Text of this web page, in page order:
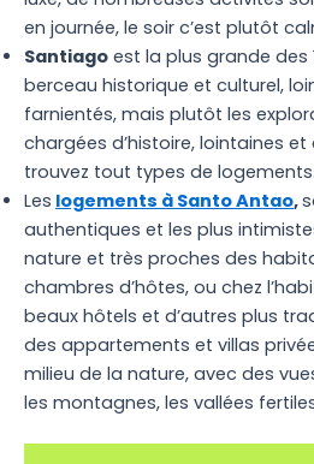
en journée, le soir c’est plutôt
Santiago est la plus grande des
berceau historique et culturel,
farnientés, mais plutôt les
chargées d’histoire, lointaines
trouvez tout types de logements.
Les logements à Santo Antao,
authentiques et les plus
nature et très proches des
chambres d’hôtes, ou chez
beaux hôtels et d’autres plus
des appartements et villas
milieu de la nature, avec des
les montagnes, les vallées